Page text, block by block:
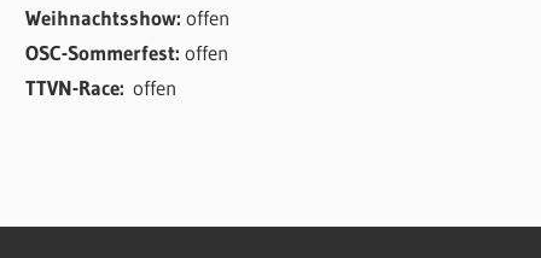
Weihnachtsshow:offen
OSC-Sommerfest:offen
TTVN-Race:offen